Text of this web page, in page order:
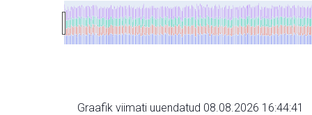
Graafik viimati uuendatud 08.08.2026 16:44:41